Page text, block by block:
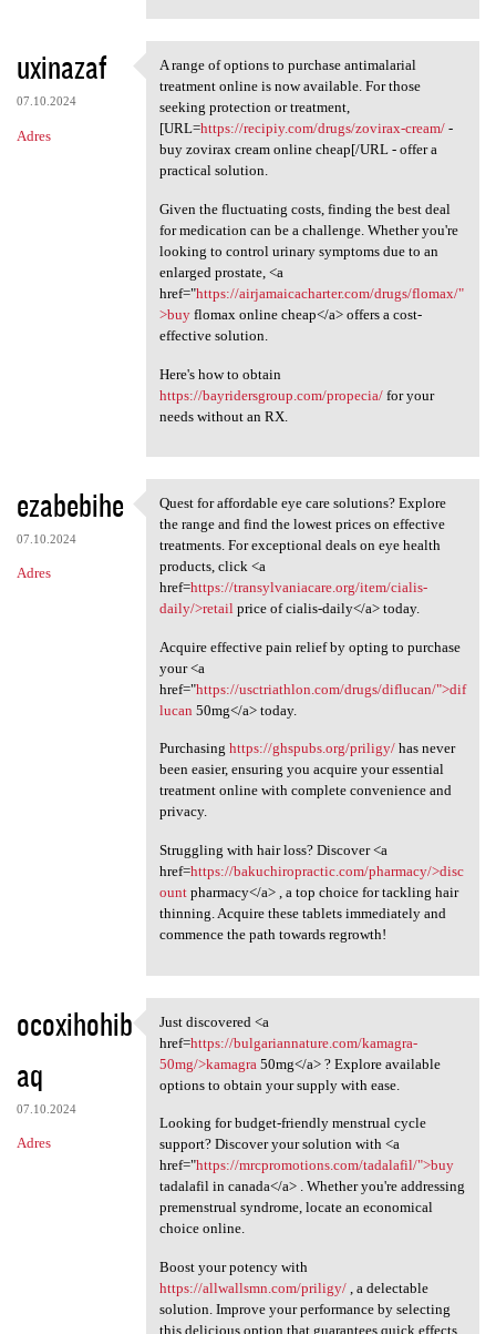
uxinazaf
07.10.2024
Adres
A range of options to
A range of options to purchase antimalarial
treatment online is now available. For those
seeking protection or treatment,
[URL=https://recipiy.com/drugs/zovirax-cream/-
buy zovirax cream online cheap[/URL - offer a
practical solution.
Given the fluctuating costs, finding the best deal
for medication can be a challenge. Whether you're
looking to control urinary symptoms due to an
enlarged prostate, <a
href="https://airjamaicacharter.com/drugs/flomax/"
>buyflomax online cheap</a> offers a cost-
effective solution.
Here's how to obtain
https://bayridersgroup.com/propecia/for your
needs without an RX.
ezabebihe
07.10.2024
Adres
Quest for affordable eye care
Quest for affordable eye care solutions? Explore
the range and find the lowest prices on effective
treatments. For exceptional deals on eye health
products, click <a
href=https://transylvaniacare.org/item/cialis-
daily/>retailprice of cialis-daily</a> today.
Acquire effective pain relief by opting to purchase
your <a
href="https://usctriathlon.com/drugs/diflucan/">dif
lucan 50mg</a> today.
Purchasing https://ghspubs.org/priligy/has never
been easier, ensuring you acquire your essential
treatment online with complete convenience and
privacy.
Struggling with hair loss? Discover <a
href=https://bakuchiropractic.com/pharmacy/>disc
ountpharmacy</a> , a top choice for tackling hair
thinning. Acquire these tablets immediately and
commence the path towards regrowth!
ocoxihohib
aq
07.10.2024
Adres
Just discovered <a href=https
Just discovered <a
href=https://bulgariannature.com/kamagra-
50mg/>kamagra 50mg</a> ? Explore available
options to obtain your supply with ease.
Looking for budget-friendly menstrual cycle
support? Discover your solution with <a
href="https://mrcpromotions.com/tadalafil/">buy
tadalafil in canada</a> . Whether you're addressing
premenstrual syndrome, locate an economical
choice online.
Boost your potency with
https://allwallsmn.com/priligy/, a delectable
solution. Improve your performance by selecting
this delicious option that guarantees quick effects.